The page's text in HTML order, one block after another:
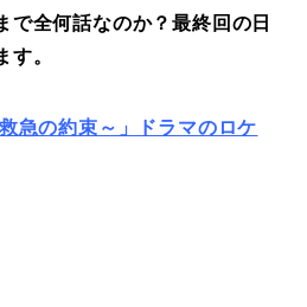
で全何話なのか？最終回の日
す。
急の約束～」ドラマのロケ